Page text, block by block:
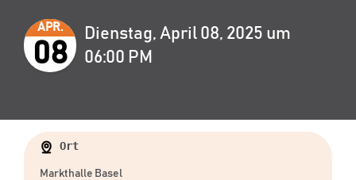
APR.
08
Dienstag, April 08, 2025 um
06:00 PM
Ort
Markthalle Basel